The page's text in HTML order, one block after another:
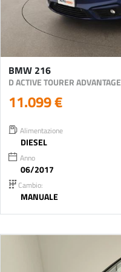
BMW 216
D ACTIVE TOURER ADVANTAGE
11.099 €
Alimentazione
DIESEL
Anno
06/2017
Cambio:
MANUALE